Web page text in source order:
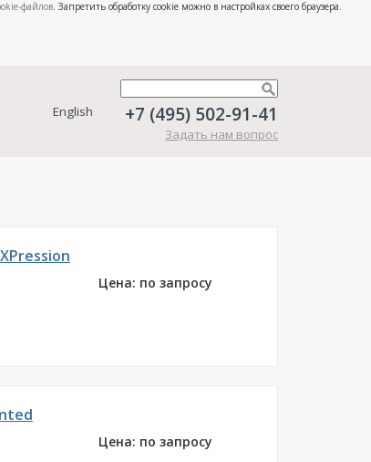
файлов. Запретить обработку cookie можно в настройках своего браузера.
English +7 (495) 502-91-41
Задать нам вопрос
Цена: по запросу
Цена: по запросу